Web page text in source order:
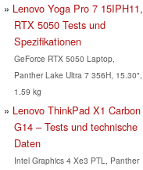
Lenovo Yoga Pro 7 15IPH11,
RTX 5050 Tests und
Spezifikationen
GeForce RTX 5050 Laptop,
Panther Lake Ultra 7 356H, 15.30",
1.59 kg
Lenovo ThinkPad X1 Carbon
G14 – Tests und technische
Daten
Intel Graphics 4 Xe3 PTL, Panther